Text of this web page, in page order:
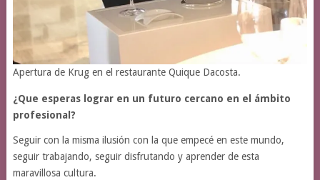
Apertura de Krug en el restaurante Quique Dacosta.
¿Que esperas lograr en un futuro cercano en el ámbito
profesional?
Seguir con la misma ilusión con la que empecé en este mundo,
seguir trabajando, seguir disfrutando y aprender de esta
maravillosa cultura.